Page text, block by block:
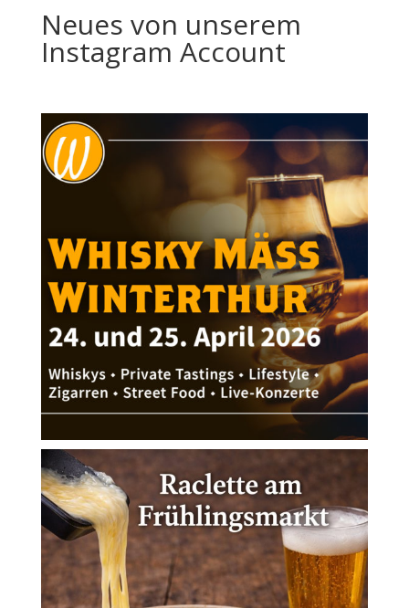
Neues von unserem
Instagram Account